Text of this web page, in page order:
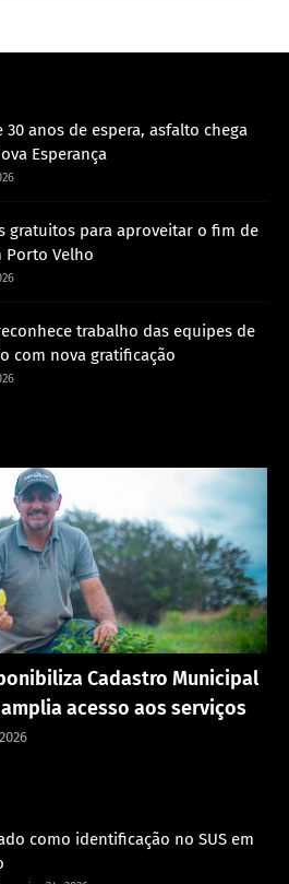
30 anos de espera, asfalto chega
Esperança
gratuitos para aproveitar o fim de
Porto Velho
trabalho das equipes de
com nova gratificação
Cadastro Municipal
acesso aos serviços
como identificação no SUS em